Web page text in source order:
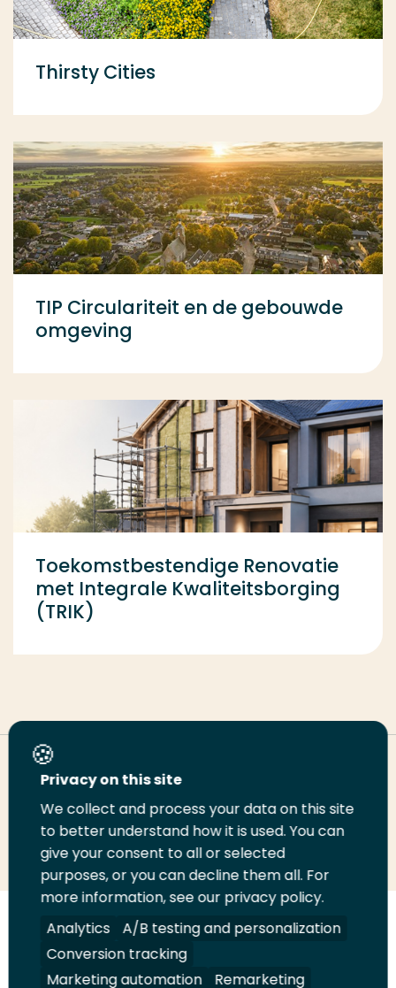
Thirsty Cities
TIP Circulariteit en de gebouwde
omgeving
Toekomstbestendige Renovatie
met Integrale Kwaliteitsborging
(TRIK)
Deel deze pagina
Deel
LinkedIn
Deel
op
Twitter
Deel
op
Facebook
Email
deze
pagina
Print
deze
pagina
Volg
ons
op
Volg
ons
op
Volg
ons
op
Volg
ons
op
Juridisch Security A-Z Index Contact
Privacy on this site
We collect and process your data on this site
to better understand how it is used. You can
give your consent to all or selected
purposes, or you can decline them all. For
more information, see our privacy policy.
Analytics
A/B testing and personalization
Conversion tracking
Marketing automation
Remarketing